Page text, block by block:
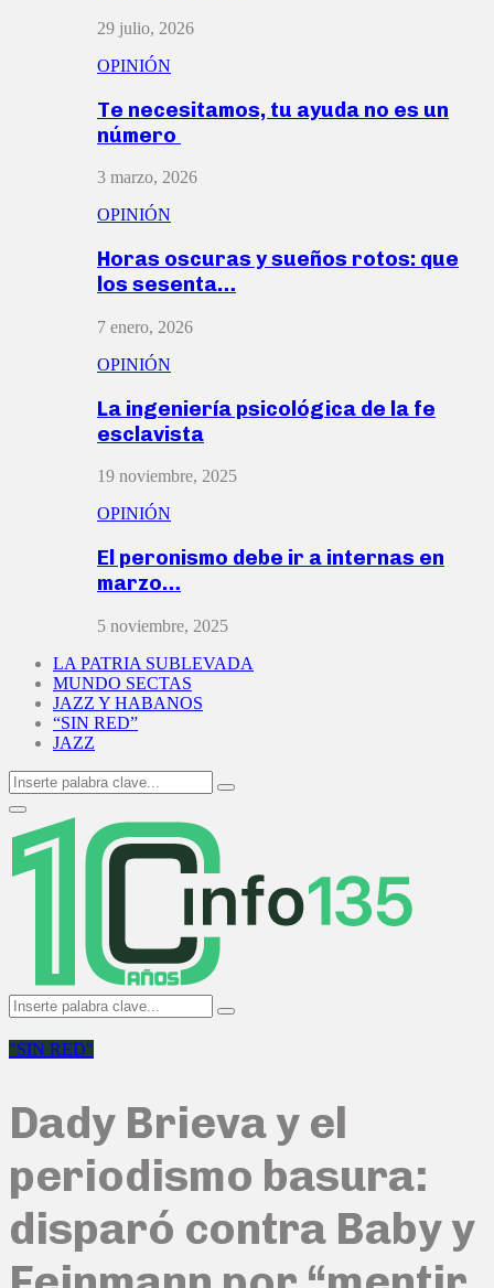
29 julio, 2026
OPINIÓN
Te necesitamos, tu ayuda no es un
número
3 marzo, 2026
OPINIÓN
Horas oscuras y sueños rotos: que
los sesenta…
7 enero, 2026
OPINIÓN
La ingeniería psicológica de la fe
esclavista
19 noviembre, 2025
OPINIÓN
El peronismo debe ir a internas en
marzo…
5 noviembre, 2025
LA PATRIA SUBLEVADA
MUNDO SECTAS
JAZZ Y HABANOS
“SIN RED”
JAZZ
Search
for:
Search
Primary
Menu
Search
for:
Search
"SIN RED"
Dady Brieva y el
periodismo basura:
disparó contra Baby y